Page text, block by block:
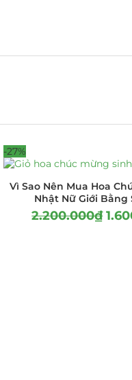
-27%
Vì Sao Nên Mua Hoa
Nhật Nữ Giới Bằng
2.200.000₫